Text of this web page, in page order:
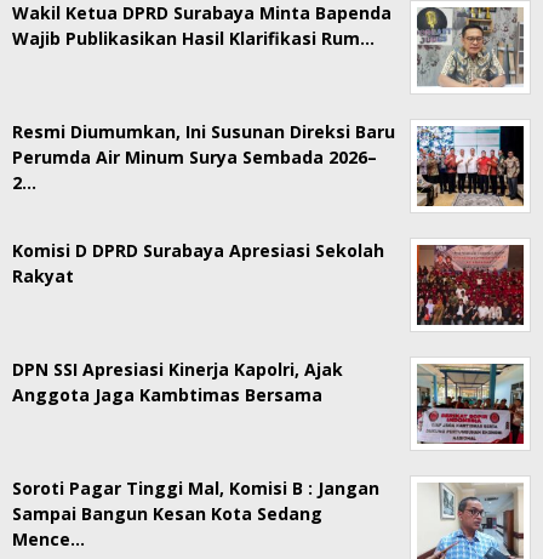
Wakil Ketua DPRD Surabaya Minta Bapenda
Wajib Publikasikan Hasil Klarifikasi Rum…
Resmi Diumumkan, Ini Susunan Direksi Baru
Perumda Air Minum Surya Sembada 2026–
2…
Komisi D DPRD Surabaya Apresiasi Sekolah
Rakyat
DPN SSI Apresiasi Kinerja Kapolri, Ajak
Anggota Jaga Kambtimas Bersama
Soroti Pagar Tinggi Mal, Komisi B : Jangan
Sampai Bangun Kesan Kota Sedang
Mence…